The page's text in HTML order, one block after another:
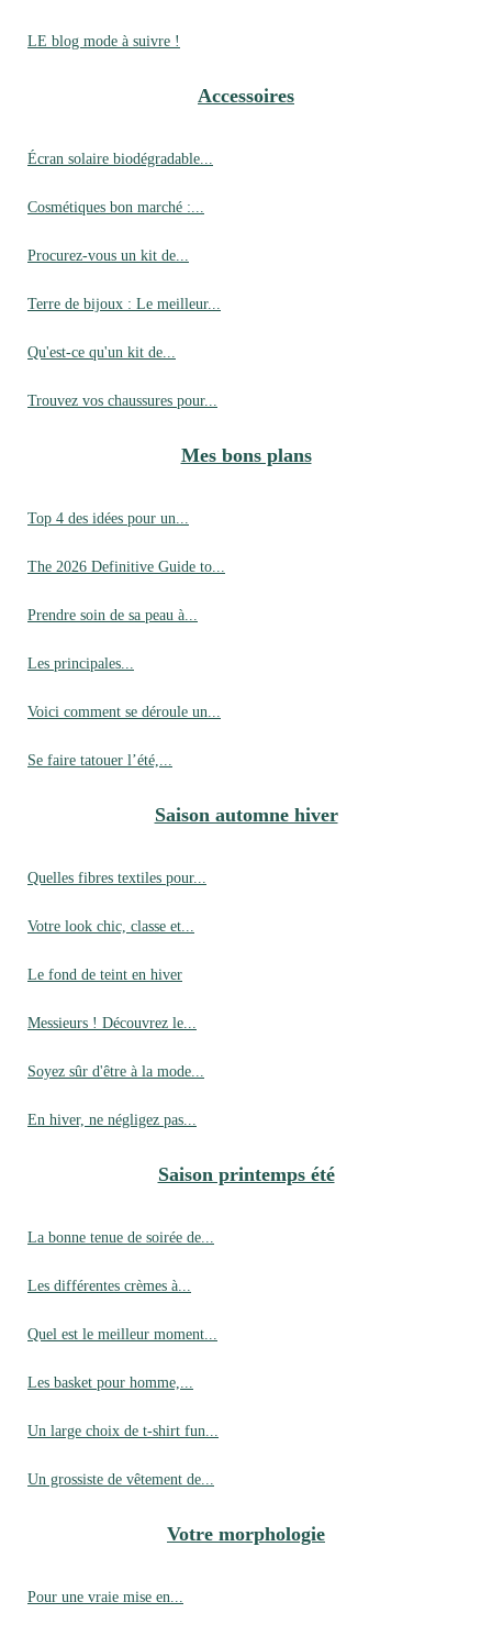
LE blog mode à suivre !
Accessoires
Écran solaire biodégradable...
Cosmétiques bon marché :...
Procurez-vous un kit de...
Terre de bijoux : Le meilleur...
Qu'est-ce qu'un kit de...
Trouvez vos chaussures pour...
Mes bons plans
Top 4 des idées pour un...
The 2026 Definitive Guide to...
Prendre soin de sa peau à...
Les principales...
Voici comment se déroule un...
Se faire tatouer l’été,...
Saison automne hiver
Quelles fibres textiles pour...
Votre look chic, classe et...
Le fond de teint en hiver
Messieurs ! Découvrez le...
Soyez sûr d'être à la mode...
En hiver, ne négligez pas...
Saison printemps été
La bonne tenue de soirée de...
Les différentes crèmes à...
Quel est le meilleur moment...
Les basket pour homme,...
Un large choix de t-shirt fun...
Un grossiste de vêtement de...
Votre morphologie
Pour une vraie mise en...